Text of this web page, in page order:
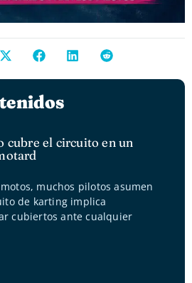
cubre el circuito en un
muchos pilotos asumen
de karting implica
cubiertos ante cualquier